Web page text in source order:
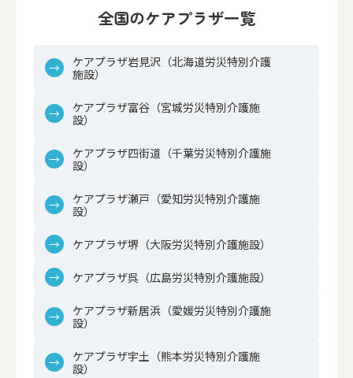
全国のケアプラザ一覧
ケアプラザ岩見沢（北海道労災特別介護
施設）
ケアプラザ富谷（宮城労災特別介護施
設）
ケアプラザ四街道（千葉労災特別介護施
設）
ケアプラザ瀬戸（愛知労災特別介護施
設）
ケアプラザ堺（大阪労災特別介護施設）
ケアプラザ呉（広島労災特別介護施設）
ケアプラザ新居浜（愛媛労災特別介護施
設）
ケアプラザ宇土（熊本労災特別介護施
設）